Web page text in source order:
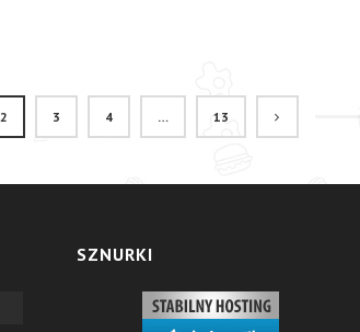
2 3 4 … 13
SZNURKI